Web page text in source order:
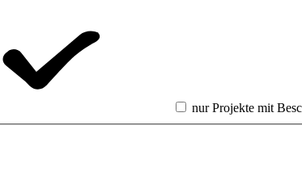
nur Projekte mit